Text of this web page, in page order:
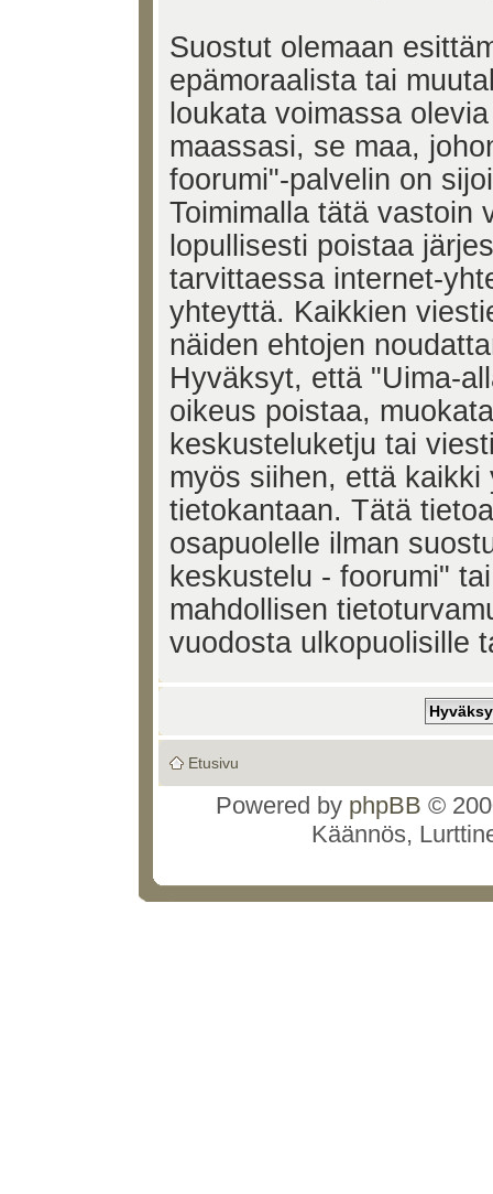
Suostut olemaan
epämoraalista tai
loukata voimassa
maassasi, se maa,
foorumi"-palvelin on
Toimimalla tätä vastoin
lopullisesti poistaa
tarvittaessa internet-
yhteyttä. Kaikkien
näiden ehtojen
Hyväksyt, että "Uima-
oikeus poistaa,
keskusteluketju tai
myös siihen, että
tietokantaan. Tätä
osapuolelle ilman
keskustelu - foorumi"
mahdollisen
vuodosta ulkopuolisille
Etusivu
Powered by phpBB ©
Käännös,